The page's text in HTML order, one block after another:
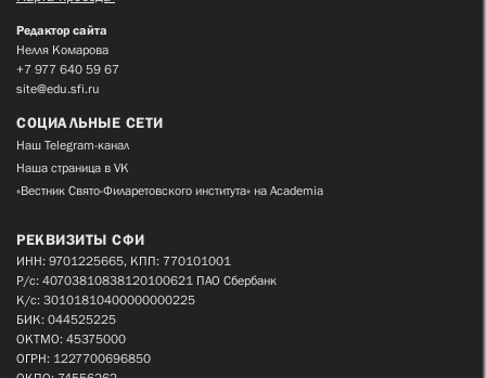
Редактор сайта
Нелля Комарова
+7 977 640 59 67
site@edu.sfi.ru
СОЦИАЛЬНЫЕ СЕТИ
Наш Telegram-канал
Наша страница в VK
«Вестник Свято-Филаретовского института» на Academia
РЕКВИЗИТЫ СФИ
ИНН: 9701225665, КПП: 770101001
Р/с: 40703810838120100621 ПАО Сбербанк
К/с: 30101810400000000225
БИК: 044525225
ОКТМО: 45375000
ОГРН: 1227700696850